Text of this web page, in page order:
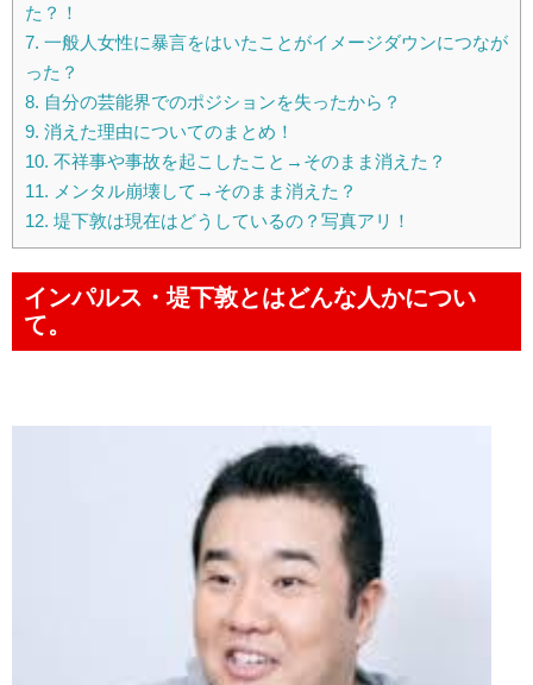
た？！
7. 一般人女性に暴言をはいたことがイメージダウンにつなが
った？
8. 自分の芸能界でのポジションを失ったから？
9. 消えた理由についてのまとめ！
10. 不祥事や事故を起こしたこと→そのまま消えた？
11. メンタル崩壊して→そのまま消えた？
12. 堤下敦は現在はどうしているの？写真アリ！
インパルス・堤下敦とはどんな人かについ
て。